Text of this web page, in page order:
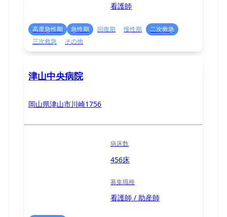
看護師
高度急性期 急性期 回復期 慢性期
二次救急
三次救急
その他
津山中央病院
岡山県津山市川崎1756
病床数
456床
募集職種
看護師 / 助産師